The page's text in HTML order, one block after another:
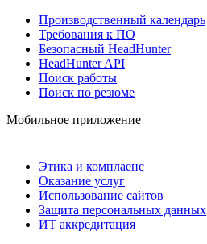
Производственный календарь
Требования к ПО
Безопасный HeadHunter
HeadHunter API
Поиск работы
Поиск по резюме
Мобильное приложение
Этика и комплаенс
Оказание услуг
Использование сайтов
Защита персональных данных
ИТ аккредитация